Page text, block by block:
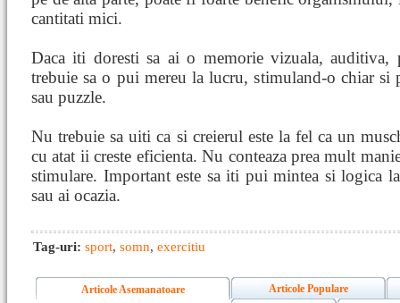
cantitati mici.
Daca iti doresti sa ai o memorie vizuala, auditiva,
trebuie sa o pui mereu la lucru, stimuland-o chiar
sau puzzle.
Nu trebuie sa uiti ca si creierul este la fel ca un
cu atat ii creste eficienta. Nu conteaza prea mult
stimulare. Important este sa iti pui mintea si logica
sau ai ocazia.
Tag-uri: sport, somn, exercitiu
Articole Asemanatoare
Articole Populare